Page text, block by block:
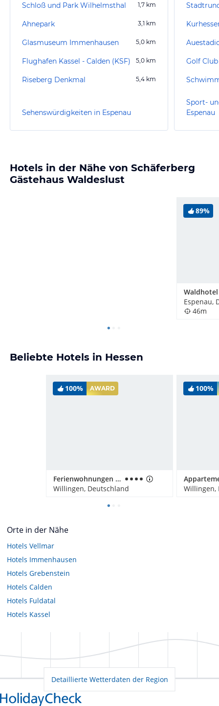
Schloß und Park Wilhelmsthal 1,7 km
Ahnepark 3,1 km
Glasmuseum Immenhausen 5,0 km
Flughafen Kassel - Calden (KSF) 5,0 km
Riseberg Denkmal 5,4 km
Sehenswürdigkeiten in Espenau
Sport-
Espenau
Hotels in der Nähe von Schäferberg
Gästehaus Waldeslust
89%
Espenau,
46m
Beliebte Hotels in Hessen
100% AWARD
Ferienwohnungen Landhaus Meran
Willingen, Deutschland
100%
Willingen,
Orte in der Nähe
Hotels Vellmar
Hotels Immenhausen
Hotels Grebenstein
Hotels Calden
Hotels Fuldatal
Hotels Kassel
Detaillierte Wetterdaten der Region